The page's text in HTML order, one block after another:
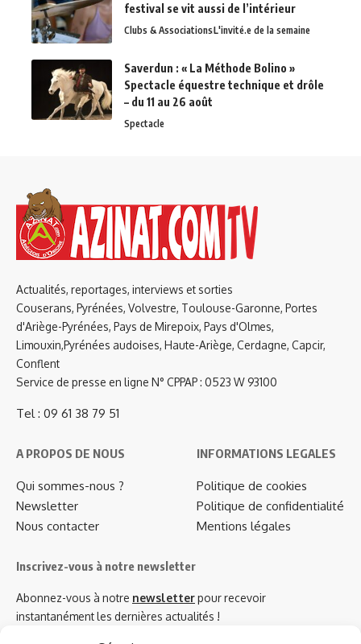
festival se vit aussi de l’intérieur
Clubs & AssociationsL'invité.e de la semaine
Saverdun : « La Méthode Bolino »
Spectacle équestre technique et drôle
– du 11 au 26 août
Spectacle
Actualités, reportages, interviews et sorties
Couserans, Pyrénées, Volvestre, Toulouse-Garonne, Portes
d'Ariège-Pyrénées, Pays de Mirepoix, Pays d'Olmes,
Limouxin,Pyrénées audoises, Haute-Ariège, Cerdagne, Capcir,
Conflent
Service de presse en ligne N° CPPAP : 0523 W 93100
Tel : 09 61 38 79 51
A PROPOS DE NOUS
Qui sommes-nous ?
Newsletter
Nous contacter
INFORMATIONS LEGALES
Politique de cookies
Politique de confidentialité
Mentions légales
Inscrivez-vous à notre newsletter
Abonnez-vous à notre newsletterpour recevoir
instantanément les dernières actualités !